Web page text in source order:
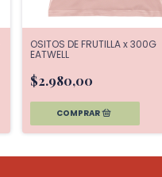
OSITOS DE FRUTILLA x 300G
EATWELL
$2.980,00